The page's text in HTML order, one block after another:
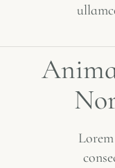
Anim
No